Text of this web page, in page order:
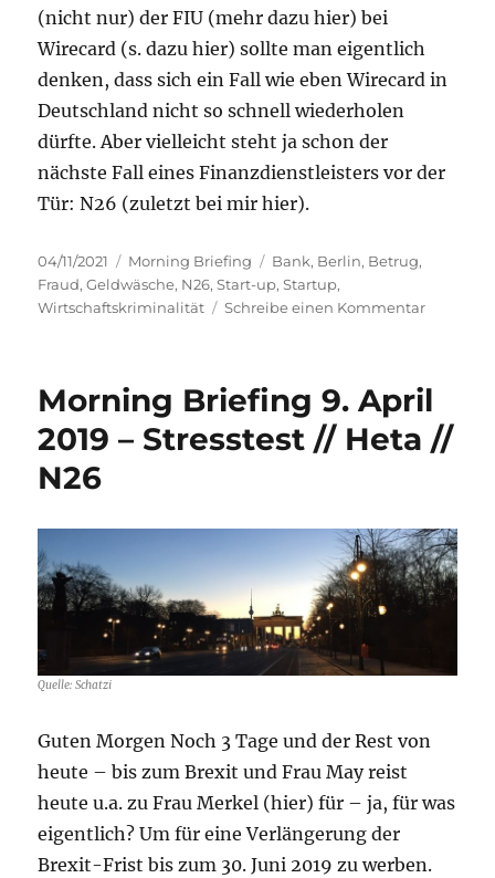
(nicht nur) der FIU (mehr dazu hier) bei
Wirecard (s. dazu hier) sollte man eigentlich
denken, dass sich ein Fall wie eben Wirecard in
Deutschland nicht so schnell wiederholen
dürfte. Aber vielleicht steht ja schon der
nächste Fall eines Finanzdienstleisters vor der
Tür: N26 (zuletzt bei mir hier).
Veröffentlicht
am
04/11/2021 Kategorien
Morning Briefing Schlagwörter
Bank, Berlin, Betrug,
Fraud,Geldwäsche, N26,Start-up,Startup,
Wirtschaftskriminalität
Schreibe einen Kommentarzu
2021
ein
„heißer“
Kandidat
Morning Briefing 9. April
2019 – Stresstest // Heta //
N26
Quelle: Schatzi
Guten Morgen Noch 3 Tage und der Rest von
heute – bis zum Brexit und Frau May reist
heute u.a. zu Frau Merkel (hier) für – ja, für was
eigentlich? Um für eine Verlängerung der
Brexit-Frist bis zum 30. Juni 2019 zu werben.